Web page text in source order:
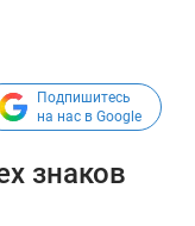
Подпишитесь
на нас в Google
знаков